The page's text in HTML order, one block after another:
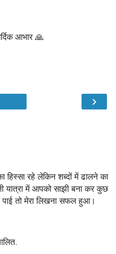
आभार 🙏
›
रहे लेकिन शब्दों में ढालने का
यात्रा में आपको साझी बना कर कुछ
पाई तो मेरा लिखना सफल हुआ।